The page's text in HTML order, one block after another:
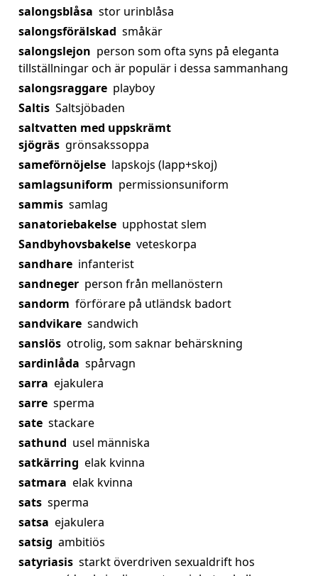
salongsblåsa stor urinblåsa
salongsförälskad småkär
salongslejon person som ofta syns på eleganta
tillställningar och är populär i dessa sammanhang
salongsraggare playboy
Saltis Saltsjöbaden
saltvatten med uppskrämt
sjögräs grönsakssoppa
sameförnöjelse lapskojs (lapp+skoj)
samlagsuniform permissionsuniform
sammis samlag
sanatoriebakelse upphostat slem
Sandbyhovsbakelse veteskorpa
sandhare infanterist
sandneger person från mellanöstern
sandorm förförare på utländsk badort
sandvikare sandwich
sanslös otrolig, som saknar behärskning
sardinlåda spårvagn
sarra ejakulera
sarre sperma
sate stackare
sathund usel människa
satkärring elak kvinna
satmara elak kvinna
sats sperma
satsa ejakulera
satsig ambitiös
satyriasis starkt överdriven sexualdrift hos